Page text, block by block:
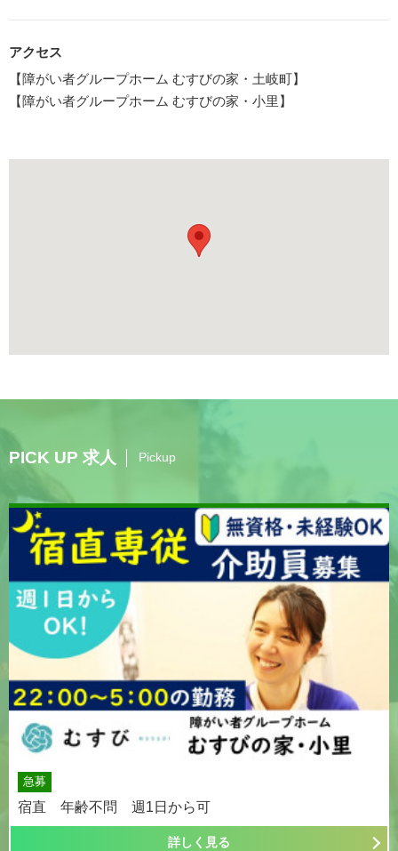
アクセス
【障がい者グループホーム むすびの家・土岐町】
【障がい者グループホーム むすびの家・小里】
PICK UP 求人 Pickup
急募
宿直 年齢不問 週1日から可
詳しく見る